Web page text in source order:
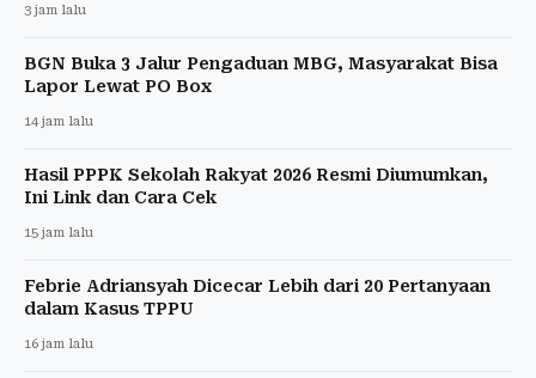
3 jam lalu
BGN Buka 3 Jalur Pengaduan MBG, Masyarakat Bisa
Lapor Lewat PO Box
14 jam lalu
Hasil PPPK Sekolah Rakyat 2026 Resmi Diumumkan,
Ini Link dan Cara Cek
15 jam lalu
Febrie Adriansyah Dicecar Lebih dari 20 Pertanyaan
dalam Kasus TPPU
16 jam lalu